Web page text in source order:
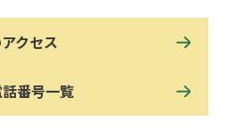
クセス
番号一覧